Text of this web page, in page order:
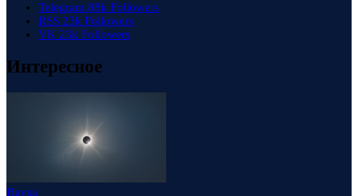
Telegram 88k Followers
RSS 23k Followers
VK 23k Followers
Интересное
Наука